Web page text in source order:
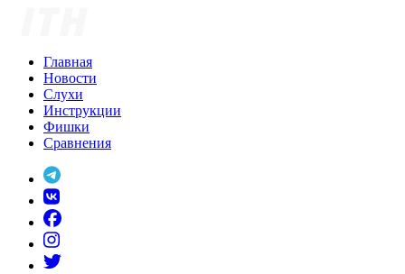
Главная
Новости
Слухи
Инструкции
Фишки
Сравнения